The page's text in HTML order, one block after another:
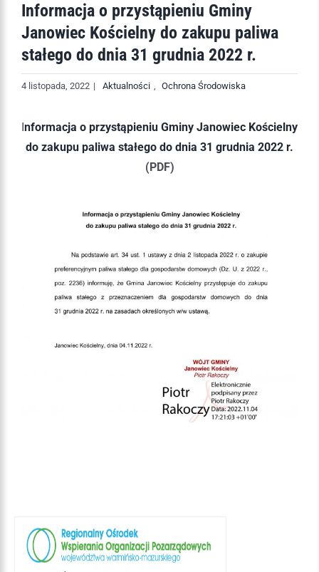
Informacja o przystąpieniu Gminy
Janowiec Kościelny do zakupu paliwa
stałego do dnia 31 grudnia 2022 r.
4 listopada, 2022 | Aktualności Ochrona Środowiska
Informacja o przystąpieniu Gminy Janowiec Kościelny
do zakupu paliwa stałego do dnia 31 grudnia 2022 r.
(PDF)